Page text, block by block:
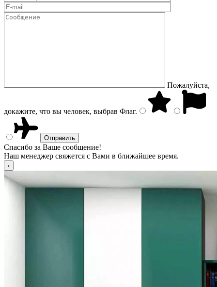
Пожалуйста,
докажите, что вы человек, выбрав Флаг.
Спасибо за Ваше сообщение!
Наш менеджер свяжется с Вами в ближайшее время.